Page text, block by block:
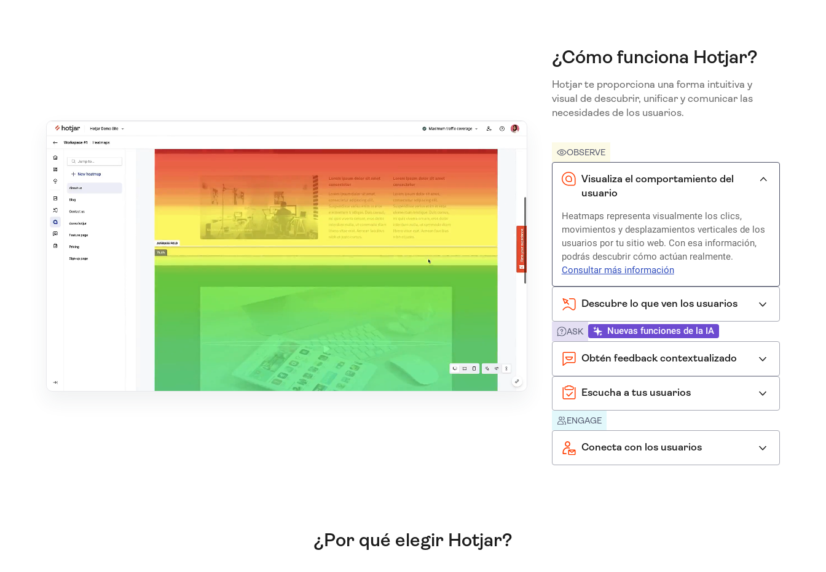
¿Cómo funciona Hotjar?
Hotjar te proporciona una forma intuitiva y
visual de descubrir, unificar y comunicar las
necesidades de los usuarios.
OBSERVE
Visualiza el comportamiento del
usuario
Heatmaps representa visualmente los clics,
movimientos y desplazamientos verticales de los
usuarios por tu sitio web. Con esa información,
podrás descubrir cómo actúan realmente.
Consultar más información
Descubre lo que ven los usuarios
ASK Nuevas funciones de la IA
Obtén feedback contextualizado
Escucha a tus usuarios
ENGAGE
Conecta con los usuarios
¿Por qué elegir Hotjar?